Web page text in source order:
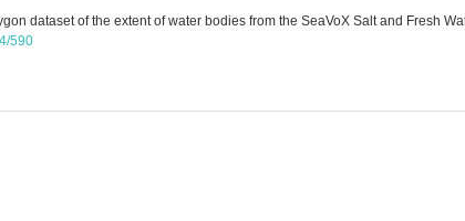
dataset of the extent of water bodies from the SeaVoX Salt and Fresh
590